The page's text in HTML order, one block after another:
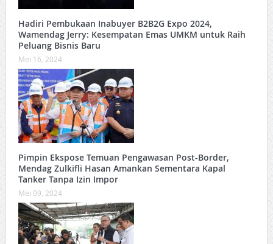
Hadiri Pembukaan Inabuyer B2B2G Expo 2024,
Wamendag Jerry: Kesempatan Emas UMKM untuk Raih
Peluang Bisnis Baru
Mei 16, 2024
Pimpin Ekspose Temuan Pengawasan Post-Border,
Mendag Zulkifli Hasan Amankan Sementara Kapal
Tanker Tanpa Izin Impor
Mei 09, 2024